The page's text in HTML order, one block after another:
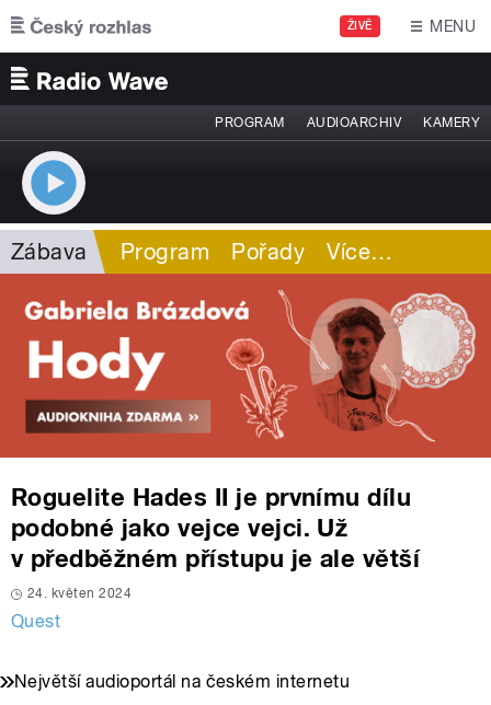
Přejít k hlavnímu obsahu
ŽIVĚ MENU
PROGRAM AUDIOARCHIV KAMERY
Zábava Program Pořady Více…
Roguelite Hades II je prvnímu dílu
podobné jako vejce vejci. Už
v předběžném přístupu je ale větší
24. květen 2024
Quest
Největší audioportál na českém internetu